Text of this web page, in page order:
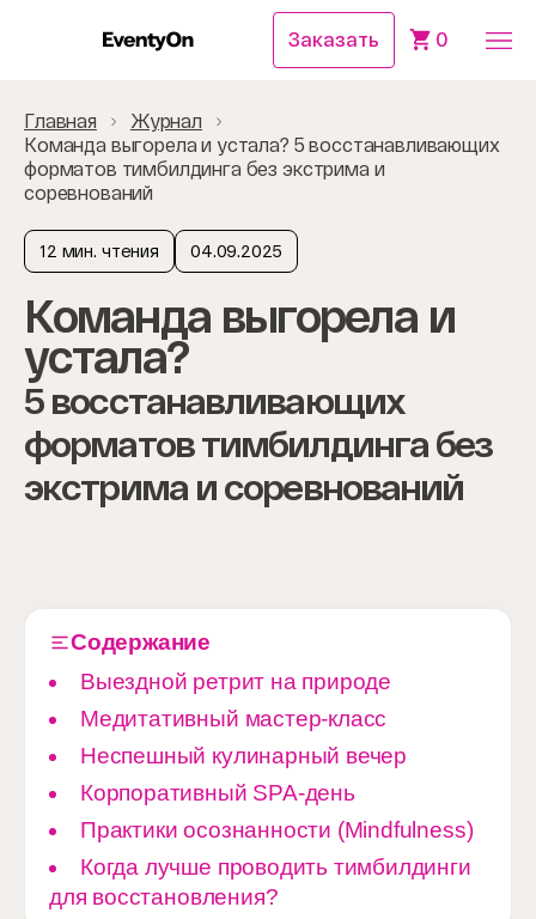
Заказать 0
Главная
Журнал
Команда выгорела и устала? 5 восстанавливающих
форматов тимбилдинга без экстрима и
соревнований
12 мин. чтения 04.09.2025
Команда выгорела и
устала?
5 восстанавливающих
форматов тимбилдинга без
экстрима и соревнований
Содержание
Выездной ретрит на природе
Медитативный мастер-класс
Неспешный кулинарный вечер
Корпоративный SPA-день
Практики осознанности (Mindfulness)
Когда лучше проводить тимбилдинги
для восстановления?